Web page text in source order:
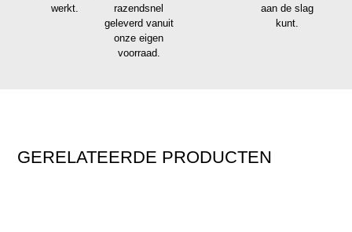
werkt.
razendsnel
geleverd vanuit
onze eigen
voorraad.
aan de slag
kunt.
GERELATEERDE PRODUCTEN